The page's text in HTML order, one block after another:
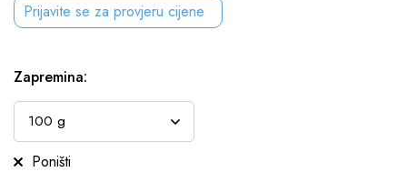
Prijavite se za provjeru cijene
Zapremina:
Poništi